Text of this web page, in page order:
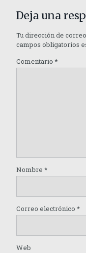
Deja una
Tu dirección de
campos obligatorios
Comentario *
Nombre *
Correo electrónico *
Web